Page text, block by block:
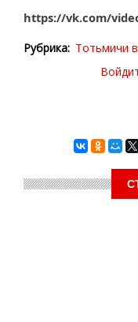
https://vk.com/
Рубрика Тотьмичи